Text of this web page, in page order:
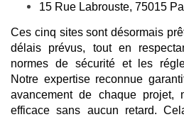
15 Rue Labrouste, 75015
Ces cinq sites sont désormais
délais prévus, tout en
normes de sécurité et les
Notre expertise reconnue
avancement de chaque projet,
efficace sans aucun retard.